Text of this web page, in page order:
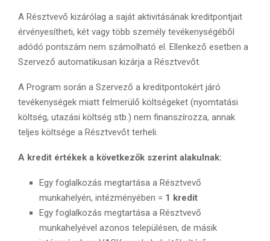
A Résztvevő kizárólag a saját aktivitásának kreditpontjait
érvényesítheti, két vagy több személy tevékenységéből
adódó pontszám nem számolható el. Ellenkező esetben a
Szervező automatikusan kizárja a Résztvevőt.
A Program során a Szervező a kreditpontokért járó
tevékenységek miatt felmerülő költségeket (nyomtatási
költség, utazási költség stb.) nem finanszírozza, annak
teljes költsége a Résztvevőt terheli.
A kredit értékek a következők szerint alakulnak:
Egy foglalkozás megtartása a Résztvevő
munkahelyén, intézményében = 1 kredit
Egy foglalkozás megtartása a Résztvevő
munkahelyével azonos településen, de másik